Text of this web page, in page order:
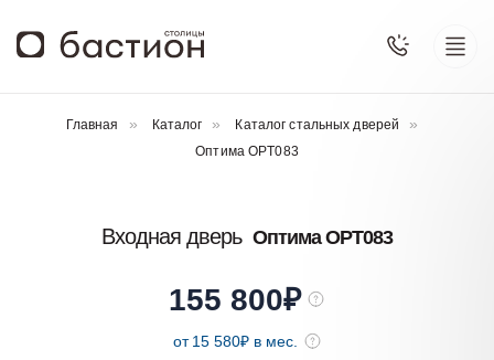
Главная Каталог
Каталог стальных дверей
Оптима OPT083
Входная дверь Оптима OPT083
155 800₽
от 15 580₽ в мес.